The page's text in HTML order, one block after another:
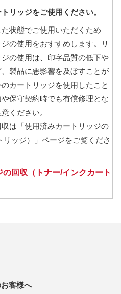
リッジをご使用ください。
状態でご使用いただくため
の使用をおすすめします。リ
の使用は、印字品質の低下や
製品に悪影響を及ぼすことが
カートリッジを使用したこと
保守契約時でも有償修理とな
ください。
は「使用済みカートリッジの
ッジ）」ページをご覧くださ
回収（トナー/インクカート
客様へ